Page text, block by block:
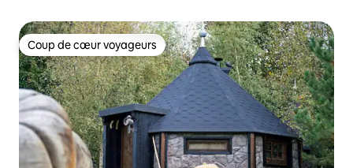
Coup de cœur voyageurs
Coup de cœur voyageurs